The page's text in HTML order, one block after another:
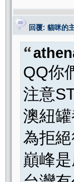
回覆: 貓咪的
QQ你
注意
澳紐
為拒
巔峰